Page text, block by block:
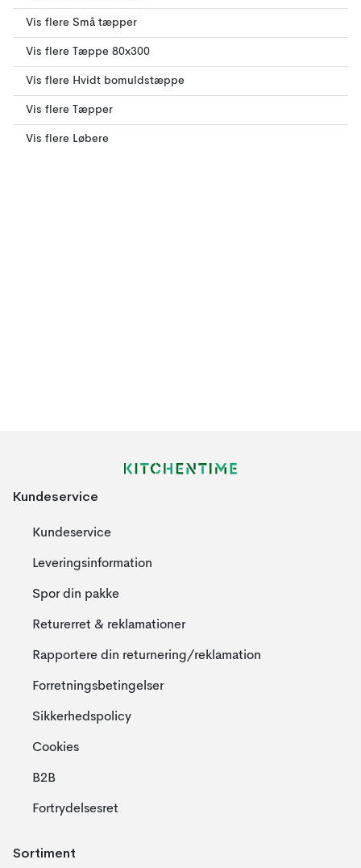
Vis flere Små tæpper
Vis flere Tæppe 80x300
Vis flere Hvidt bomuldstæppe
Vis flere Tæpper
Vis flere Løbere
Kundeservice
Kundeservice
Leveringsinformation
Spor din pakke
Returerret & reklamationer
Rapportere din returnering/reklamation
Forretningsbetingelser
Sikkerhedspolicy
Cookies
B2B
Fortrydelsesret
Sortiment